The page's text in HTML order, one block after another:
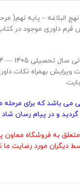
البلاغه – پایه نهم(
فرم داوری موجود در
تحصیلی 1405 — 1404
ویرایش بهمراه نکات
می باشد که برای
گردید و در پیام رسان
متعلق به فروشگاه
دیگران مورد رضایت